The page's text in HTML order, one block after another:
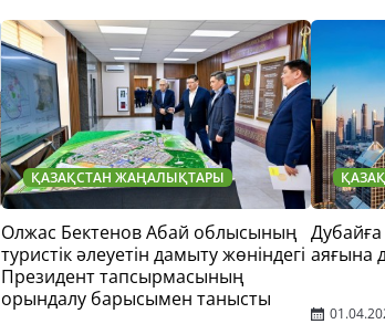
ҚАЗАҚСТАН ЖАҢАЛЫҚТАРЫ
Олжас Бектенов Абай облысының
туристік әлеуетін дамыту жөніндегі
Президент тапсырмасының
орындалу барысымен танысты
аяғына